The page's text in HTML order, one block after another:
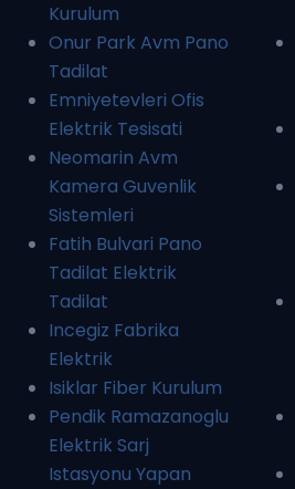
Kurulum
Onur Park Avm Pano
Tadilat
Emniyetevleri Ofis
Elektrik Tesisati
Neomarin Avm
Kamera Guvenlik
Sistemleri
Fatih Bulvari Pano
Tadilat Elektrik
Tadilat
Incegiz Fabrika
Elektrik
Isiklar Fiber Kurulum
Pendik Ramazanoglu
Elektrik Sarj
Istasyonu Yapan